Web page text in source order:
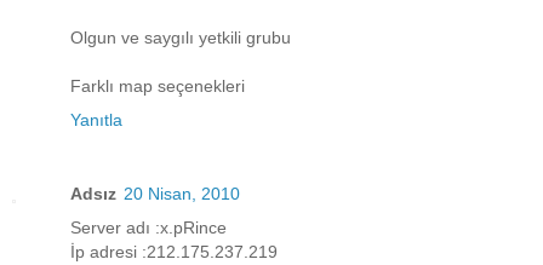
Olgun ve saygılı yetkili grubu
Farklı map seçenekleri
Yanıtla
Adsız 20 Nisan, 2010
Server adı :x.pRince
İp adresi :212.175.237.219